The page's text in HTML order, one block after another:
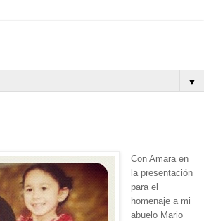
▼
Con Amara en
la presentación
para el
homenaje a mi
abuelo Mario